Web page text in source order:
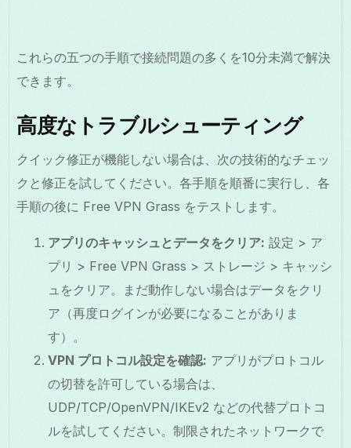
これらの五つの手順で接続問題の多くを10分未満で解決
できます。
高度なトラブルシューティング
クイック修正が機能しない場合は、次の技術的なチェッ
クと修正を試してください。各手順を順番に実行し、各
手順の後に Free VPN Grass をテストします。
アプリのキャッシュとデータをクリア: 設定 > ア
プリ > Free VPN Grass > ストレージ > キャッシ
ュをクリア。まだ動作しない場合はデータをクリ
ア（再度ログインが必要になることがありま
す）。
VPN プロトコル設定を確認: アプリがプロトコル
の切替を許可している場合は、
UDP/TCP/OpenVPN/IKEv2 などの代替プロトコ
ルを試してください。制限されたネットワークで